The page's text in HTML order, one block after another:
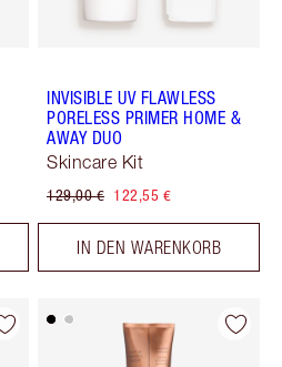
INVISIBLE UV FLAWLESS
PORELESS PRIMER HOME &
AWAY DUO
Skincare Kit
129,00 € 122,55 €
IN DEN WARENKORB